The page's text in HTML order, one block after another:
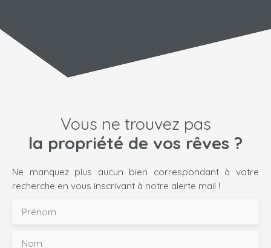
Vous ne trouvez pas
la propriété de vos rêves ?
Ne manquez plus aucun bien correspondant à votre
recherche en vous inscrivant à notre alerte mail !
Prénom
Nom